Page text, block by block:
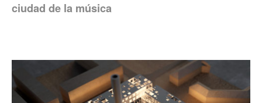
ciudad de la música